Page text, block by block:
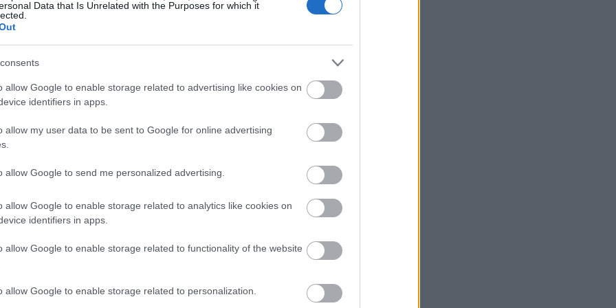
Data that Is Unrelated with the Purposes for which it
allow Google to enable storage related to advertising like cookies on
identifiers in apps.
allow my user data to be sent to Google for online advertising
allow Google to send me personalized advertising.
allow Google to enable storage related to analytics like cookies on
identifiers in apps.
allow Google to enable storage related to functionality of the website
allow Google to enable storage related to personalization.
η αδιαφορία για τα ηλικιακά «πρέπει» θα σας
χρόνια ζωής
να δείχνουν ότι η ψυχοθεραπεία γίνεται λιγότερο
Αντίθετα,οι θεραπευτικές παρεμβάσεις φαίνεται
τα στάδια της ενήλικης ζωής
εξέτασε την αποτελεσματικότητα της
της κατάθλιψης σε διαφορετικές ηλικιακές ομάδες,
οφέλη μειώνονται σε ανθρώπους άνω των 75 ετών.
προκλήσεις, όπως
παθήσεις. Η ψυχοθεραπεία μπορεί να
να διαχειριστούν αυτές τις αλλαγές και να
της ζωής τους. Πολλοί ηλικιωμένοι που